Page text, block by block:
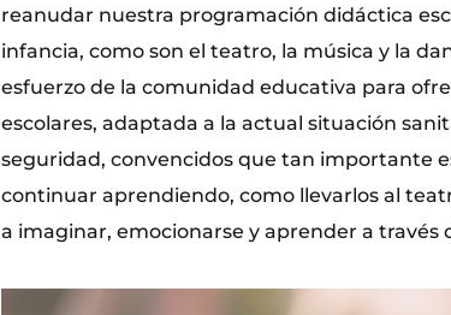
reanudar nuestra programación didáctica
infancia, como son el teatro, la música y la
esfuerzo de la comunidad educativa para
escolares, adaptada a la actual situación
seguridad, convencidos que tan importante
continuar aprendiendo, como llevarlos al
a imaginar, emocionarse y aprender a través